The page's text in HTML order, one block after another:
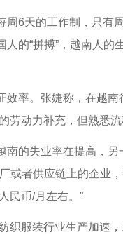
6天的工作制，只有
的“拼搏”，越南人的
。张婕称，在越南
劳动力补充，但熟悉
的失业率在提高，另
或者供应链上的企业
民币/月左右。”
服装行业生产加速，